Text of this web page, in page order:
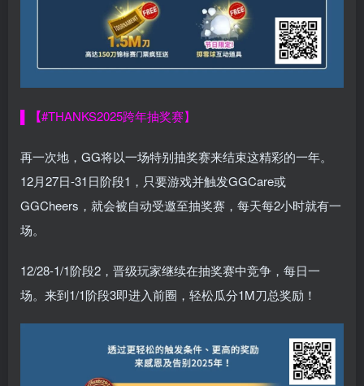
▌【#THANKS2025跨年抽奖赛】
再一次地，GG将以一场特别抽奖赛来结束这精彩的一年。
12月27日-31日阶段1，只要游戏并触发GGCare或
GGCheers，就会被自动受邀至抽奖赛，每天每2小时就有一
场。
12/28-1/1阶段2，晋级玩家继续在抽奖赛中竞争，每日一
场。来到1/1阶段3即进入前圈，轻松瓜分1M刀总奖励！